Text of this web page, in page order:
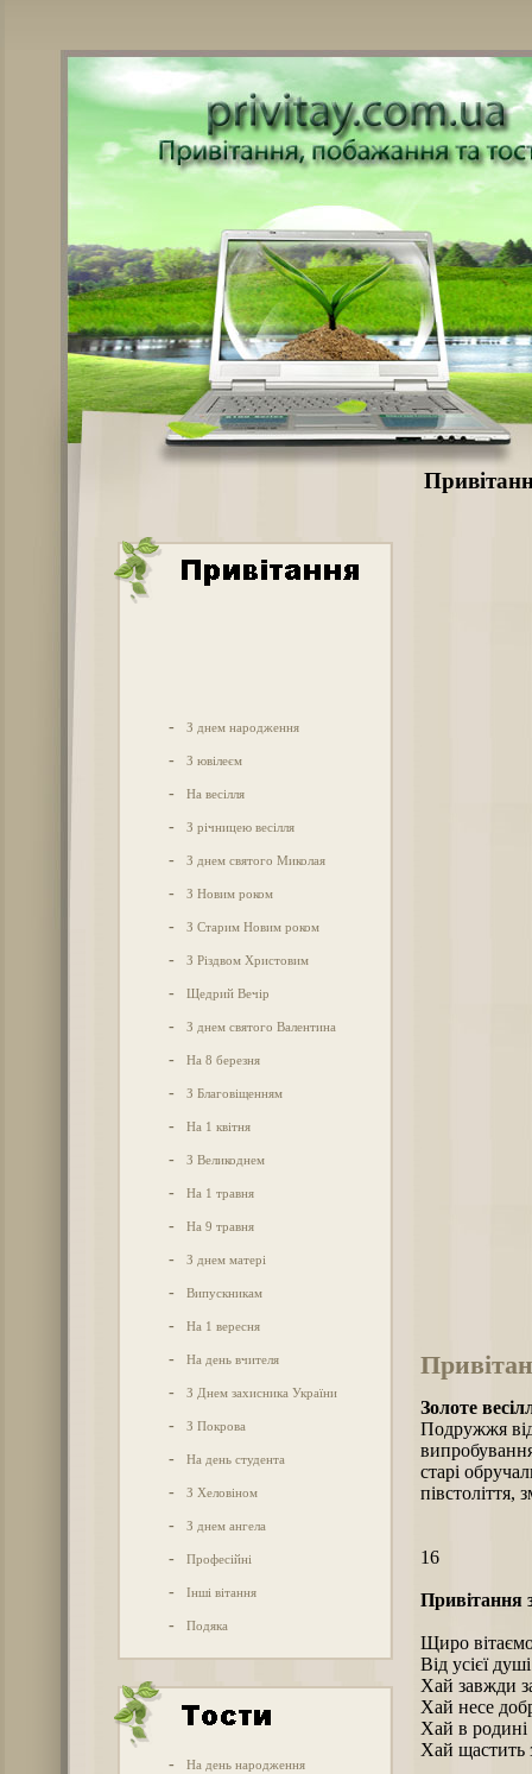
- З днем народження
- З ювілеєм
- На весілля
- З річницею весілля
- З днем святого Миколая
- З Новим роком
- З Старим Новим роком
- З Різдвом Христовим
- Щедрий Вечір
- З днем святого Валентина
- На 8 березня
- З Благовіщенням
- На 1 квітня
- З Великоднем
- На 1 травня
- На 9 травня
- З днем матері
- Випускникам
- На 1 вересня
- На день вчителя
- З Днем захисника України
- З Покрова
- На день студента
- З Хеловіном
- З днем ангела
- Професійні
- Інші вітання
- Подяка
- На день народження
Золоте
Подружжя
старі
півстоліття,
16
Привітання
Щиро вітаємо
Від усієї
Хай завжди
Хай несе
Хай в родині
Хай щастить